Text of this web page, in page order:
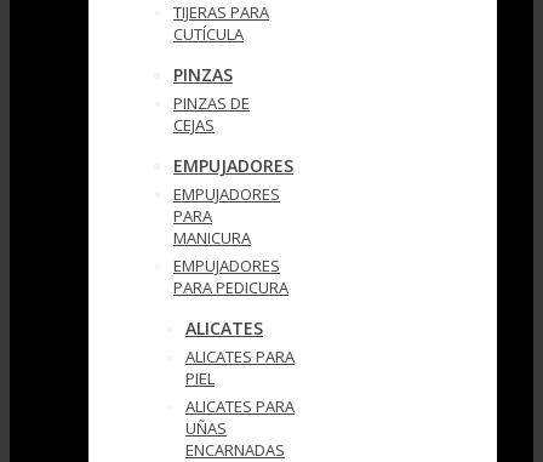
TIJERAS PARA
CUTÍCULA
PINZAS
PINZAS DE
CEJAS
EMPUJADORES
EMPUJADORES
PARA
MANICURA
EMPUJADORES
PARA PEDICURA
ALICATES
ALICATES PARA
PIEL
ALICATES PARA
UÑAS
ENCARNADAS